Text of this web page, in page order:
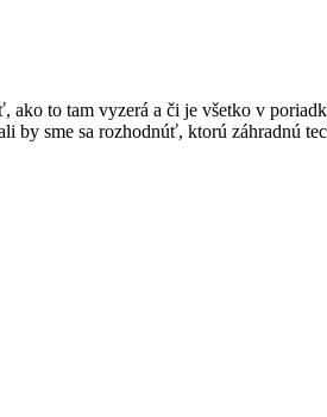
to tam vyzerá a či je všetko v
by sme sa rozhodnúť, ktorú záhradnú